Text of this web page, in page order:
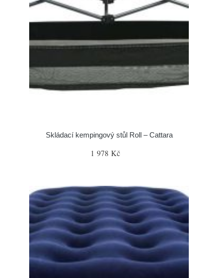
Skládací kempingový stůl Roll – Cattara
1 978 Kč